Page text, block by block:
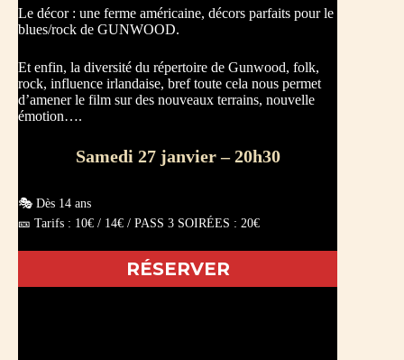
Le décor : une ferme américaine, décors parfaits pour le
blues/rock de GUNWOOD.
Et enfin, la diversité du répertoire de Gunwood, folk,
rock, influence irlandaise, bref toute cela nous permet
d’amener le film sur des nouveaux terrains, nouvelle
émotion….
Samedi 27 janvier – 20h30
🎭 Dès 14 ans
🎫 Tarifs : 10€ / 14€ / PASS 3 SOIRÉES : 20€
RÉSERVER